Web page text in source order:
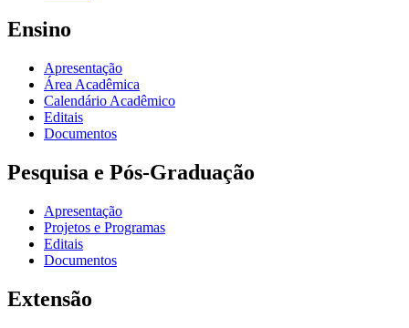
Ensino
Apresentação
Área Acadêmica
Calendário Acadêmico
Editais
Documentos
Pesquisa e Pós-Graduação
Apresentação
Projetos e Programas
Editais
Documentos
Extensão